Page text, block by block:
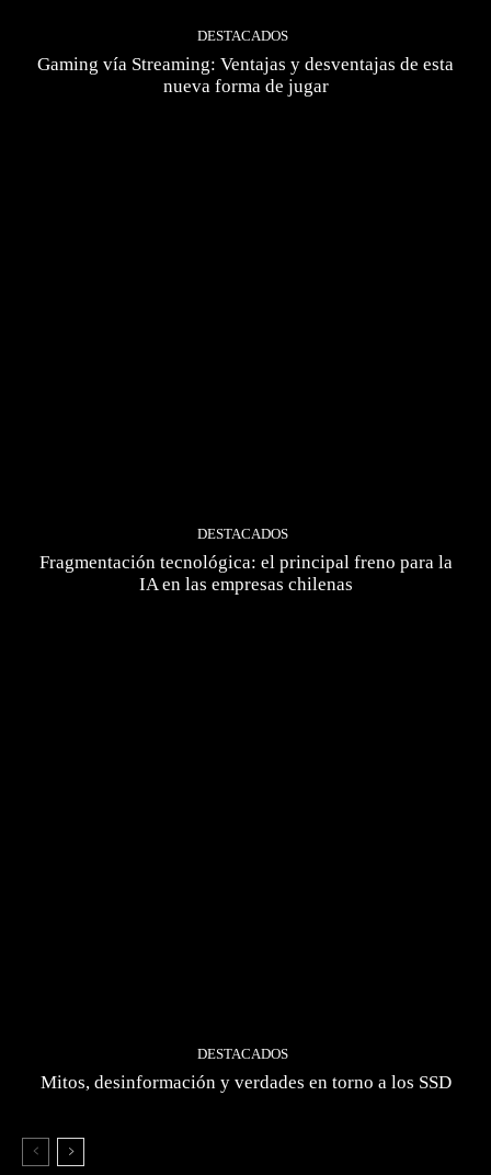
DESTACADOS
Gaming vía Streaming: Ventajas y desventajas de esta
nueva forma de jugar
DESTACADOS
Fragmentación tecnológica: el principal freno para la
IA en las empresas chilenas
DESTACADOS
Mitos, desinformación y verdades en torno a los SSD